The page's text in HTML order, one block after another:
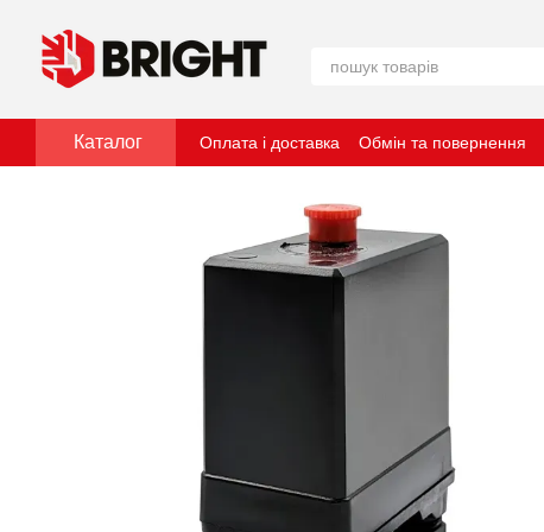
Каталог Оплата і доставка Обмін та повернення